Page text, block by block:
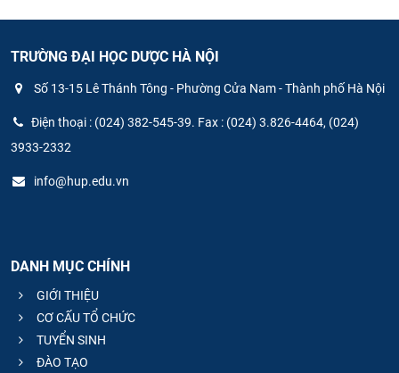
TRƯỜNG ĐẠI HỌC DƯỢC HÀ NỘI
Số 13-15 Lê Thánh Tông - Phường Cửa Nam - Thành phố Hà Nội
Điện thoại : (024) 382-545-39. Fax : (024) 3.826-4464, (024)
3933-2332
info@hup.edu.vn
DANH MỤC CHÍNH
GIỚI THIỆU
CƠ CẤU TỔ CHỨC
TUYỂN SINH
ĐÀO TẠO